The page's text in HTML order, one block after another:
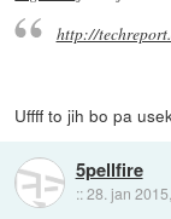
http://
Uffff to jih bo pa
5pellfire
::28. jan